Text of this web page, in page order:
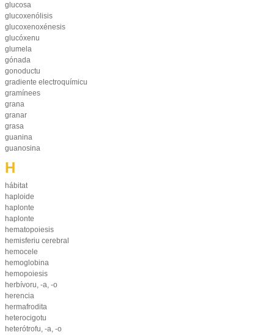
glucosa
glucoxenólisis
glucoxenoxénesis
glucóxenu
glumela
gónada
gonoductu
gradiente electroquímicu
gramínees
grana
granar
grasa
guanina
guanosina
H
hábitat
haploide
haplonte
haplonte
hematopoiesis
hemisferiu cerebral
hemocele
hemoglobina
hemopoiesis
herbívoru, -a, -o
herencia
hermafrodita
heterocigotu
heterótrofu, -a, -o